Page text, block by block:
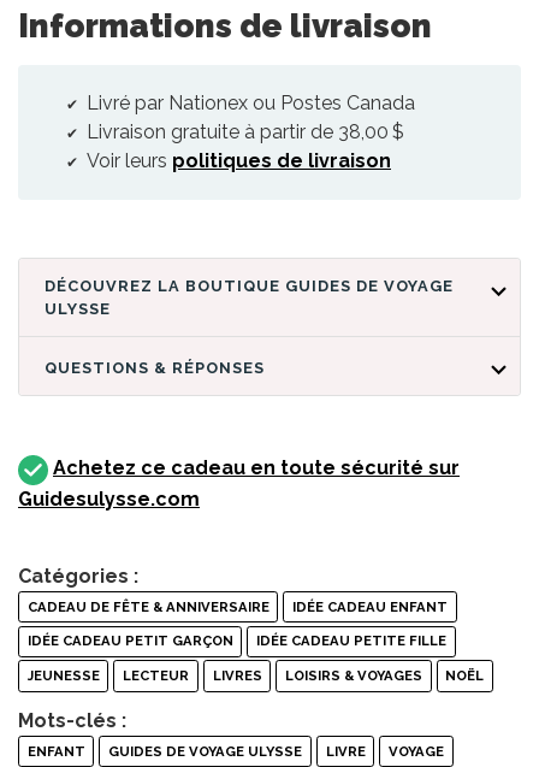
Informations de livraison
Livré par Nationex ou Postes Canada
Livraison gratuite à partir de 38,00 $
Voir leurs politiques de livraison
DÉCOUVREZ LA BOUTIQUE GUIDES DE VOYAGE
ULYSSE
QUESTIONS & RÉPONSES
Achetez ce cadeau en toute sécurité sur
Guidesulysse.com
Catégories :
CADEAU DE FÊTE & ANNIVERSAIRE IDÉE CADEAU ENFANT
IDÉE CADEAU PETIT GARÇON IDÉE CADEAU PETITE FILLE
JEUNESSE LECTEUR LIVRES LOISIRS & VOYAGES NOËL
Mots-clés :
ENFANT GUIDES DE VOYAGE ULYSSE LIVRE VOYAGE